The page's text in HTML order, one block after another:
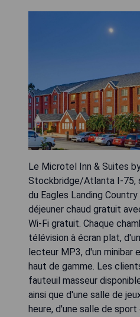
Le Microtel Inn & Suites
Stockbridge/Atlanta I-75,
du Eagles Landing
déjeuner chaud gratuit
Wi-Fi gratuit. Chaque
télévision à écran plat,
lecteur MP3, d'un minibar
haut de gamme. Les
fauteuil masseur
ainsi que d'une salle de
heure, d'une salle de